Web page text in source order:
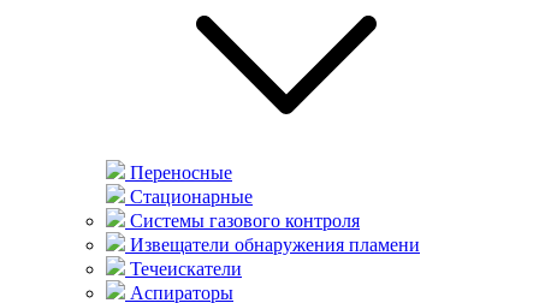
Переносные
Стационарные
Системы газового контроля
Извещатели обнаружения пламени
Течеискатели
Аспираторы